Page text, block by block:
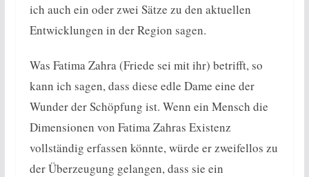
ich auch ein oder zwei Sätze zu den aktuellen
Entwicklungen in der Region sagen.
Was Fatima Zahra (Friede sei mit ihr) betrifft, so
kann ich sagen, dass diese edle Dame eine der
Wunder der Schöpfung ist. Wenn ein Mensch die
Dimensionen von Fatima Zahras Existenz
vollständig erfassen könnte, würde er zweifellos zu
der Überzeugung gelangen, dass sie ein